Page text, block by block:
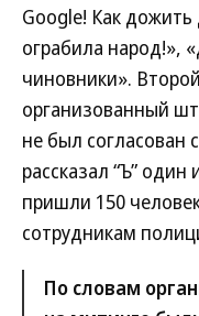
Google! Как дожить
ограбила народ!»,
чиновники».
организованный
не был согласован
рассказал “Ъ”
пришли 150
сотрудникам
По словам